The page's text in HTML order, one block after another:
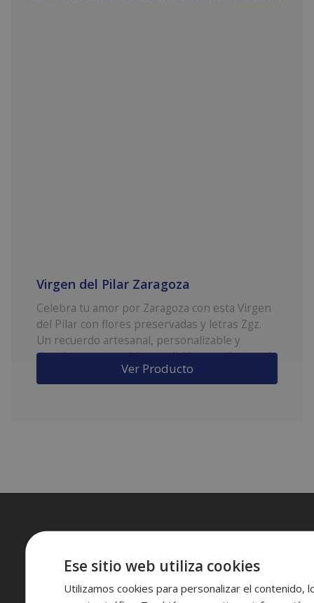
Virgen del Pilar Zaragoza
Celebra tu amor por Zaragoza con esta Virgen
del Pilar con flores preservadas y letras Zgz.
Un recuerdo artesanal, personalizable y
duradero que combina tradición y estilo actual.
Ideal como regalo con identidad para quienes
llevan la ciudad en el corazón.
Ver Producto
Nosotros
Ese sitio web utiliza cookies
Utilizamos cookies para personalizar el contenido,